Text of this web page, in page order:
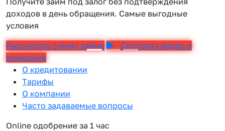
доходов в день обращения. Самые выгодные
условия
Рассчитать сумму займа
Смотреть видео о
компании
О кредитовании
Тарифы
О компании
Часто задаваемые вопросы
Online одобрение за 1 час